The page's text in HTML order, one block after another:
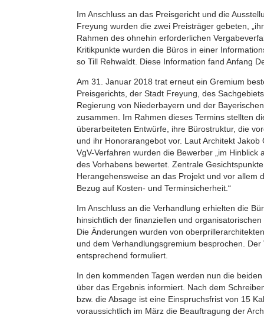
Im Anschluss an das Preisgericht und die
Freyung wurden die zwei Preisträger gebeten,
Rahmen des ohnehin erforderlichen
Kritikpunkte wurden die Büros in einer
so Till Rehwaldt. Diese Information fand Anfang
Am 31. Januar 2018 trat erneut ein Gremium
Preisgerichts, der Stadt Freyung, des
Regierung von Niederbayern und der
zusammen. Im Rahmen dieses Termins stellten
überarbeiteten Entwürfe, ihre Bürostruktur, die
und ihr Honorarangebot vor. Laut Architekt
VgV-Verfahren wurden die Bewerber „im
des Vorhabens bewertet. Zentrale
Herangehensweise an das Projekt und vor allem
Bezug auf Kosten- und Terminsicherheit.“
Im Anschluss an die Verhandlung erhielten die
hinsichtlich der finanziellen und
Die Änderungen wurden von
und dem Verhandlungsgremium besprochen.
entsprechend formuliert.
In den kommenden Tagen werden nun die
über das Ergebnis informiert. Nach dem
bzw. die Absage ist eine Einspruchsfrist von 15
voraussichtlich im März die Beauftragung der